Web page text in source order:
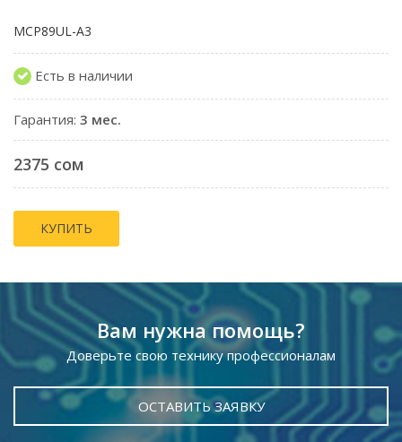
MCP89UL-A3
Есть в наличии
Гарантия: 3 мес.
2375 сом
КУПИТЬ
Вам нужна помощь?
Доверьте свою технику профессионалам
ОСТАВИТЬ ЗАЯВКУ